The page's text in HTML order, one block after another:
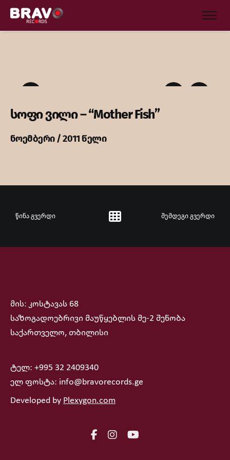
სოფი ვილი – “Mother Fish”
ნოემბერი / 2011 წელი
წინა გვერდი შემდეგი გვერდი
მის: კოსტავას 68
საზოგადოებრივი მაუწყებლის მე-2 შენობა
საქართველო, თბილისი
ტელ: +995 32 2409340
ელ ფოსტა: info@bravorecords.ge
Developed by Plexygon.com